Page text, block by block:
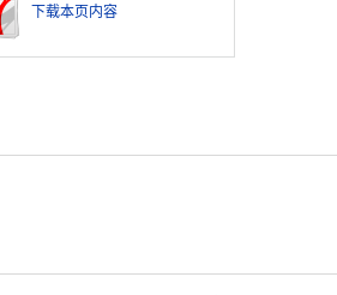
下载本页内容